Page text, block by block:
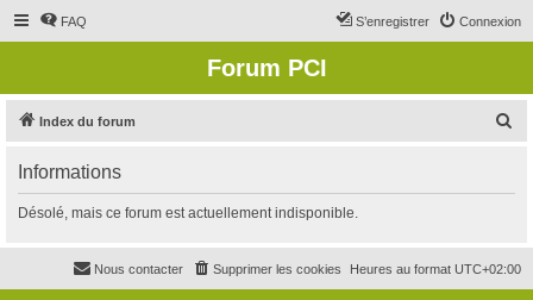
FAQ Connexion
S’enregistrer
Forum PCI
Index du forum
r
c
Informations
Désolé, mais ce forum est actuellement indisponible.
Heures au format UTC+02:00
Supprimer les cookies
Nous contacter